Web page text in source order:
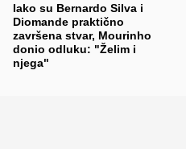
Iako su Bernardo Silva i
Diomande praktično
završena stvar, Mourinho
donio odluku: "Želim i
njega"